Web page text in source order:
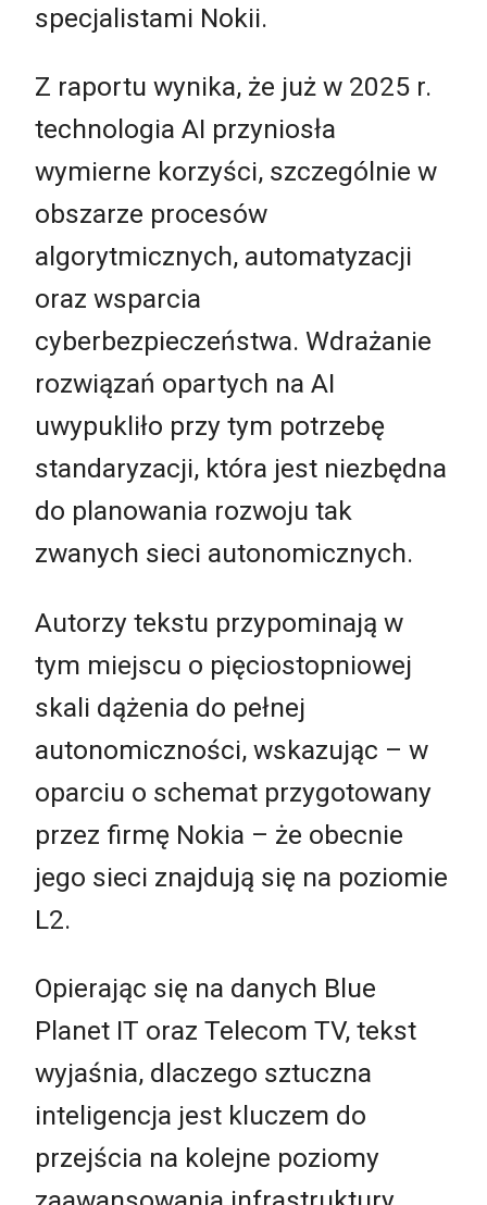
specjalistami Nokii.
Z raportu wynika, że już w 2025 r.
technologia AI przyniosła
wymierne korzyści, szczególnie w
obszarze procesów
algorytmicznych, automatyzacji
oraz wsparcia
cyberbezpieczeństwa. Wdrażanie
rozwiązań opartych na AI
uwypukliło przy tym potrzebę
standaryzacji, która jest niezbędna
do planowania rozwoju tak
zwanych sieci autonomicznych.
Autorzy tekstu przypominają w
tym miejscu o pięciostopniowej
skali dążenia do pełnej
autonomiczności, wskazując – w
oparciu o schemat przygotowany
przez firmę Nokia – że obecnie
jego sieci znajdują się na poziomie
L2.
Opierając się na danych Blue
Planet IT oraz Telecom TV, tekst
wyjaśnia, dlaczego sztuczna
inteligencja jest kluczem do
przejścia na kolejne poziomy